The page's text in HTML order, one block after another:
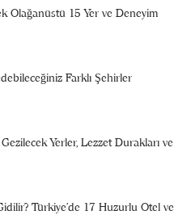
Olağanüstü 15 Yer ve Deneyim
Farklı Şehirler
Yerler, Lezzet Durakları ve
Türkiye’de 17 Huzurlu Otel ve